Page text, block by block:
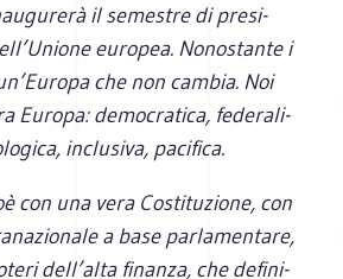
il seme­stre di pre­si­
euro­pea. Nono­stante i
che non cam­bia. Noi
Europa: demo­cra­tica, fede­ra­li­
inclu­siva, pacifica.
con una vera Costi­tu­zione, con
a base par­la­men­tare,
dell’alta finanza, che defi­ni­